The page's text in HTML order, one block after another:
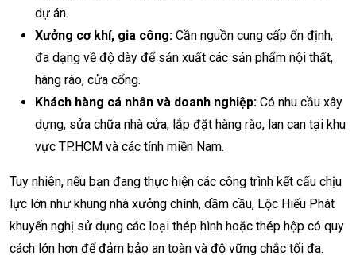
dự án.
Xưởng cơ khí, gia công: Cần nguồn cung cấp ổn định,
đa dạng về độ dày để sản xuất các sản phẩm nội thất,
hàng rào, cửa cổng.
Khách hàng cá nhân và doanh nghiệp: Có nhu cầu xây
dựng, sửa chữa nhà cửa, lắp đặt hàng rào, lan can tại khu
vực TP.HCM và các tỉnh miền Nam.
Tuy nhiên, nếu bạn đang thực hiện các công trình kết cấu chịu
lực lớn như khung nhà xưởng chính, dầm cầu, Lộc Hiếu Phát
khuyến nghị sử dụng các loại thép hình hoặc thép hộp có quy
cách lớn hơn để đảm bảo an toàn và độ vững chắc tối đa.